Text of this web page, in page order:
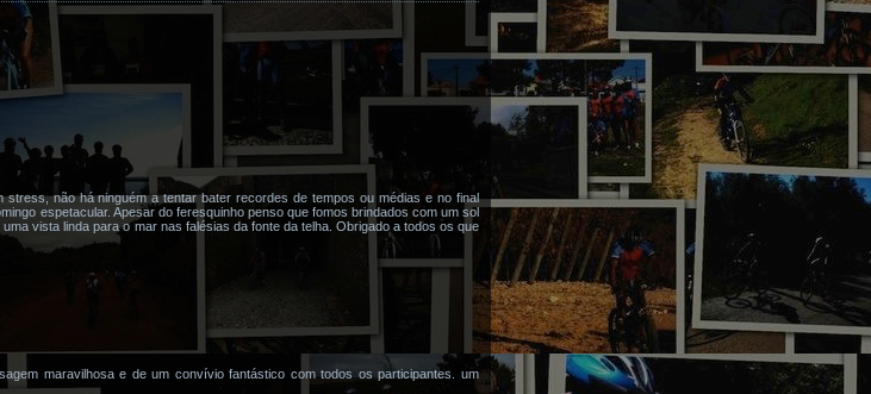
não há ninguém a tentar bater recordes de tempos ou médias e no final
espetacular. Apesar do feresquinho penso que fomos brindados com um sol
vista linda para o mar nas falésias da fonte da telha. Obrigado a todos os que
maravilhosa e de um convívio fantástico com todos os participantes. um